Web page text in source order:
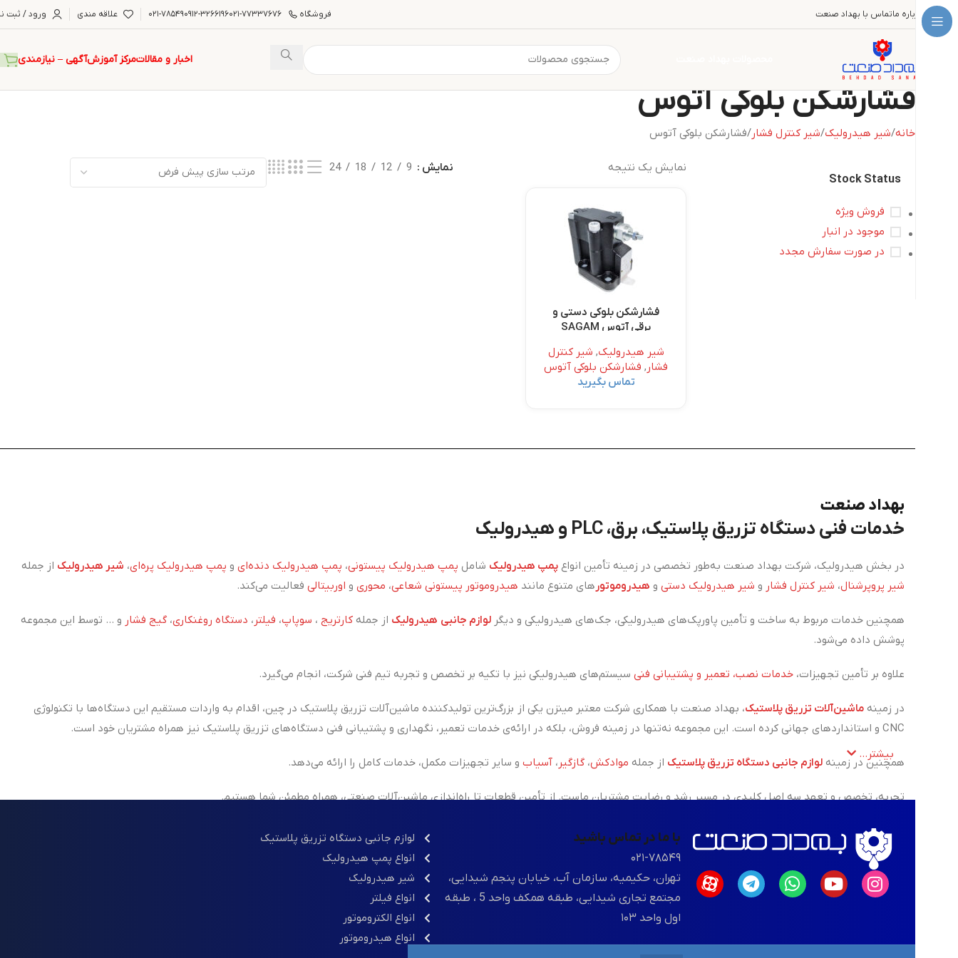
درباره ماتماس با بهداد صنعت فروشگاه ۰۲۱-۷۷۳۳۷۶۷۶۰۹۱۲-۳۲۶۶۱۹۶۰۲۱-۷۸۵۴۹ علاقه مندی ورود / ثبت
اخبار و مقالاتمرکز آموزشآگهی – نیازمندی
فشارشکن بلوکی آتوس
خانه شیر هیدرولیک شیر کنترل فشار فشارشکن بلوکی آتوس
Stock Status
فروش ویژه
موجود در انبار
در صورت سفارش مجدد
نمایش یک نتیجه نمایش 9
12
18
24
فشارشکن بلوکی دستی و
برقی آتوس SAGAM
شیر هیدرولیک, شیر کنترل
فشار , فشارشکن بلوکی آتوس
تماس بگیرید
بهداد صنعت
خدمات فنی دستگاه تزریق پلاستیک، برق، PLC و هیدرولیک
در بخش هیدرولیک، شرکت بهداد صنعت به‌طور تخصصی در زمینه تأمین انواع پمپ هیدرولیک شامل پمپ هیدرولیک پیستونی، پمپ هیدرولیک دنده‌ای و پمپ هیدرولیک پره‌ای، شیر هیدرولیک از جمله
شیر پروپرشنال، شیر کنترل فشار و شیر هیدرولیک دستی و هیدروموتور های متنوع مانند هیدروموتور پیستونی شعاعی، محوری و اوربیتالی فعالیت می‌کند.
همچنین خدمات مربوط به ساخت و تأمین پاورپک‌های هیدرولیکی، جک‌های هیدرولیکی و دیگر لوازم جانبی هیدرولیک از جمله کارتریج ، سوپاپ، فیلتر ، دستگاه روغنکاری، گیج فشار و ... توسط این مجموعه
پوشش داده می‌شود.
علاوه بر تأمین تجهیزات، خدمات نصب، تعمیر و پشتیبانی فنی سیستم‌های هیدرولیکی نیز با تکیه بر تخصص و تجربه تیم فنی شرکت، انجام می‌گیرد.
در زمینه ماشین‌آلات تزریق پلاستیک، بهداد صنعت با همکاری شرکت معتبر مینزن یکی از بزرگ‌ترین تولیدکننده ماشین‌آلات تزریق پلاستیک در چین، اقدام به واردات مستقیم این دستگاه‌ها با تکنولوژی
CNC و استانداردهای جهانی کرده است. این مجموعه نه‌تنها در زمینه فروش، بلکه در ارائه‌ی خدمات تعمیر، نگهداری و پشتیبانی فنی دستگاه‌های تزریق پلاستیک نیز همراه مشتریان خود است.
همچنین در زمینه لوازم جانبی دستگاه تزریق پلاستیک از جمله موادکش، گازگیر ، آسیاب و سایر تجهیزات مکمل، خدمات کامل را ارائه می‌دهد.
تجربه، تخصص و تعهد سه اصل کلیدی در مسیر رشد و رضایت مشتریان ماست. از تأمین قطعات تا راه‌اندازی ماشین‌آلات صنعتی، همراه مطمئن شما هستیم.
بیشتر...
با ما در تماس باشید
۰۲۱-۷۸۵۴۹
تهران، حکیمیه، سازمان آب، خیابان پنجم شیدایی،
مجتمع تجاری شیدایی، طبقه همکف واحد 5 ، طبقه
اول واحد ۱۰۳
لوازم جانبی دستگاه تزریق پلاستیک
انواع پمپ هیدرولیک
شیر هیدرولیک
انواع فیلتر
انواع الکتروموتور
انواع هیدروموتور